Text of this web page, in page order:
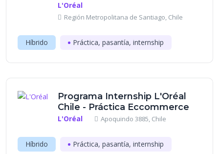
L'Oréal
Región Metropolitana de Santiago, Chile
Híbrido Práctica, pasantía, internship
Programa Internship L'Oréal
Chile - Práctica Eccommerce
L'Oréal Apoquindo 3885, Chile
Híbrido Práctica, pasantía, internship